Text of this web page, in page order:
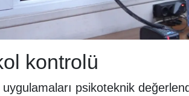
kontrolü
psikoteknik